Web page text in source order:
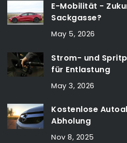
E-Mobilität -
Sackgasse?
May 5, 2026
Strom- und
für Entlastung
May 3, 2026
Kostenlose
Abholung
Nov 8, 2025